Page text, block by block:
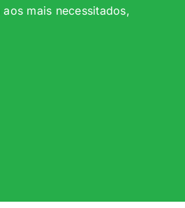
mais necessitados,